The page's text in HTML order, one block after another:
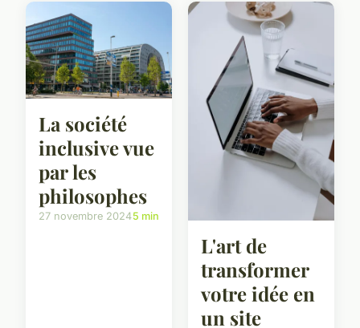
La société
inclusive vue
par les
philosophes
27 novembre 20245 min
L'art de
transformer
votre idée en
un site